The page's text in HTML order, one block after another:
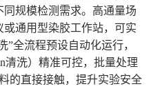
规模检测需求。高通量场
通用型染胶工作站，可实
”全流程预设自动化运行，
清洗）精准可控，批量处理
的直接接触，提升实验安全